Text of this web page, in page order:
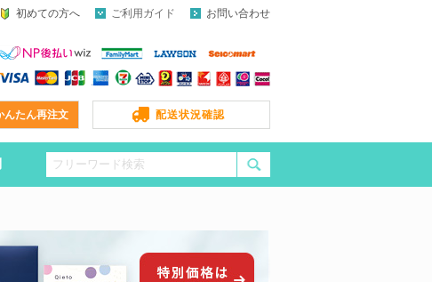
初めての方へ ご利用ガイド お問い合わせ
んたん再注文 配送状況確認